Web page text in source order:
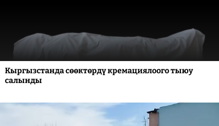
Кыргызстанда сөөктөрдү кремациялоого тыюу
салынды